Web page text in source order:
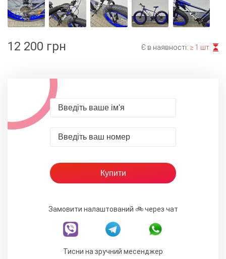
12 200 грн Є в наявності: ≥ 1 шт.
Замовити налаштований 🚲 через чат
Тисни на зручний месенджер